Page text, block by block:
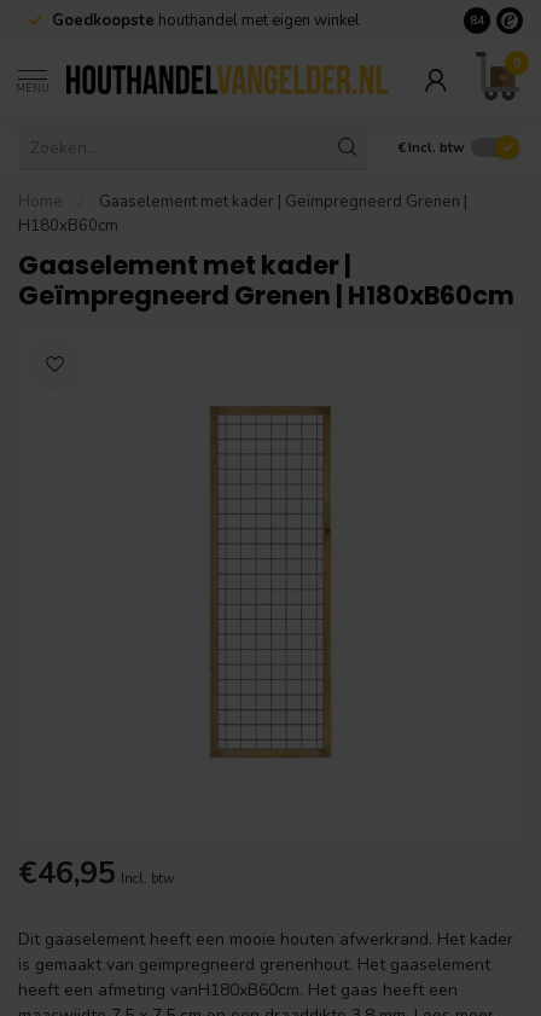
Goedkoopste houthandel met eigen winkel Geen
8.4
MENU
0
€ Incl. btw
Home
Gaaselement met kader | Geïmpregneerd Grenen |
H180xB60cm
Gaaselement met kader |
Geïmpregneerd Grenen | H180xB60cm
€46,95 Incl. btw
Dit gaaselement heeft een mooie houten afwerkrand. Het kader
is gemaakt van geïmpregneerd grenenhout. Het gaaselement
heeft een afmeting vanH180xB60cm. Het gaas heeft een